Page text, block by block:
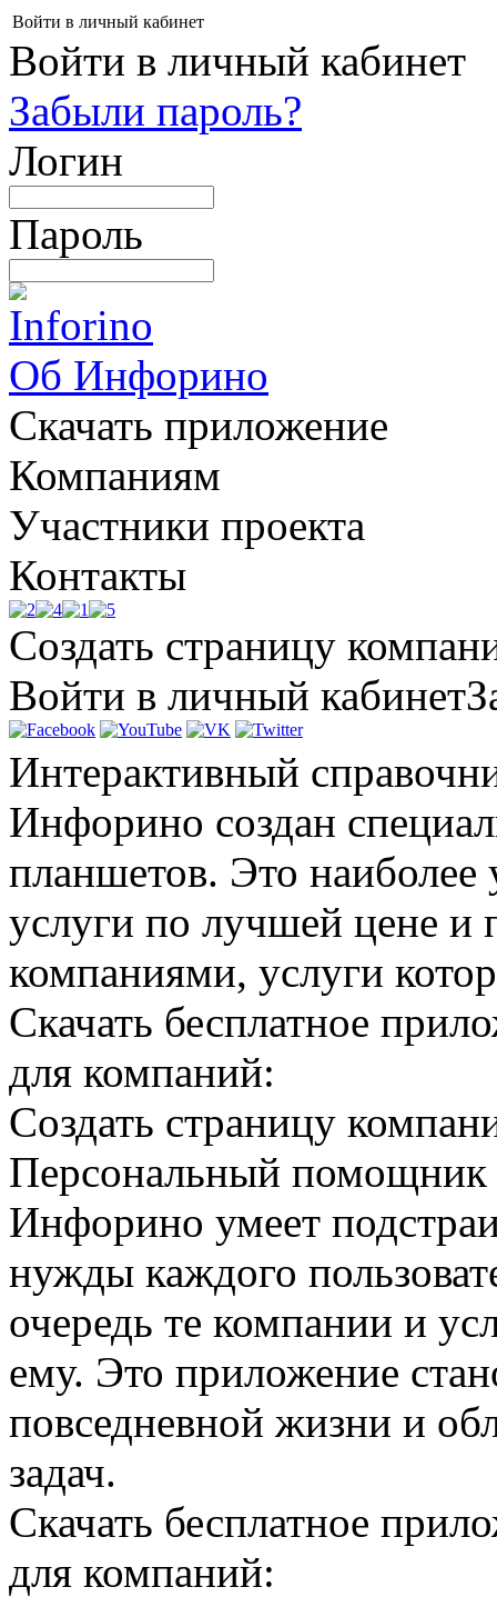
Войти в личный кабинет
Войти в личный кабинет
Забыли пароль?
Логин
Пароль
Об Инфорино
Скачать приложение
Компаниям
Участники проекта
Контакты
Создать страницу
Войти в личный кабинет
Интерактивный
Инфорино создан
планшетов. Это
услуги по лучшей цене и
компаниями, услуги
Скачать бесплатное
для компаний:
Создать страницу
Персональный помощник
Инфорино умеет
нужды каждого
очередь те компании и
ему. Это приложение
повседневной жизни и
задач.
Скачать бесплатное
для компаний: